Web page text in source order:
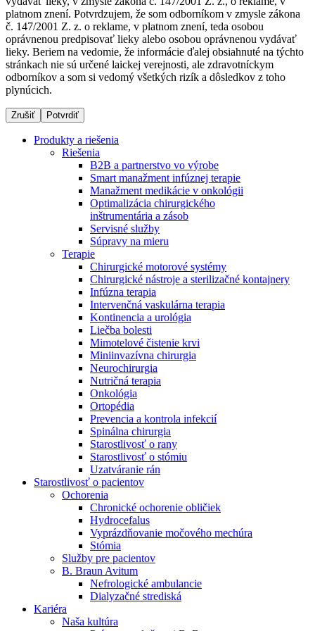
Produktový katalóg​
Objavte naše produkty. ​Navštívte produktový katalóg B.
Braun​ s našim kompletným produktovým portfóliom.​
Dialyzačné strediská
B. Braun Avitum poskytuje kvalitnú dialyzačnú starostlivosť
vo všetkých svojich strediskách na Slovensku. Viac
Nefrologické ambulancie
V nefrologických ambulanciách prevádzkujeme poradenstvo
a prípravu pacientov k jednotlivým metódam náhrady funkcie
obličiek. Zvoľte si mesto, ktoré potrebujete a navštívte nás.
Zostaňte v dialógu s B. Braun. Kontaktujte nás.
platnom znení. Potvrdzujem, že som odborníkom v zmysle zákona
č. 147/2001 Z. z. o reklame, v platnom znení, teda osobou
oprávnenou predpisovať lieky alebo osobou oprávnenou vydávať
lieky. Beriem na vedomie, že informácie ďalej obsiahnuté na týchto
stránkach nie sú určené laickej verejnosti, ale zdravotníckym
odborníkov a som si vedomý všetkých rizík a dôsledkov z toho
plynúcich.
Zrušiť Potvrdiť
Produkty a riešenia
Riešenia
B2B a partnerstvo vo výrobe
Smart manažment infúznej terapie
Manažment medikácie v onkológii
Optimalizácia chirurgického
inštrumentária a zásob
Servisné služby
Súpravy na mieru
Terapie
Chirurgické motorové systémy
Chirurgické nástroje a sterilizačné kontajnery
Infúzna terapia
Intervenčná vaskulárna terapia
Kontinencia a urológia
Liečba bolesti
Mimotelové čistenie krvi
Miniinvazívna chirurgia
Neurochirurgia
Nutričná terapia
Onkológia
Ortopédia
Prevencia a kontrola infekcií
Spinálna chirurgia
Starostlivosť o rany
Starostlivosť o stómiu
Uzatváranie rán
Starostlivosť o pacientov
Ochorenia
Chronické ochorenie obličiek
Hydrocefalus
Vyprázdňovanie močového mechúra
Stómia
Služby pre pacientov
B. Braun Avitum
Nefrologické ambulancie
Dialyzačné strediská
Kariéra
Naša kultúra